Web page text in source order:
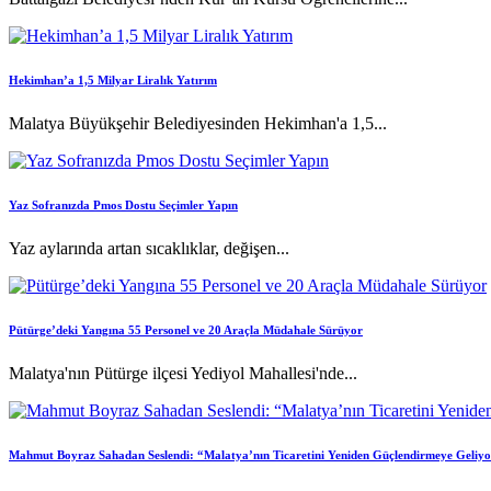
Hekimhan’a 1,5 Milyar Liralık Yatırım
Malatya Büyükşehir Belediyesinden Hekimhan'a 1,5...
Yaz Sofranızda Pmos Dostu Seçimler Yapın
Yaz aylarında artan sıcaklıklar, değişen...
Pütürge’deki Yangına 55 Personel ve 20 Araçla Müdahale Sürüyor
Malatya'nın Pütürge ilçesi Yediyol Mahallesi'nde...
Mahmut Boyraz Sahadan Seslendi: “Malatya’nın Ticaretini Yeniden Güçlendirmeye